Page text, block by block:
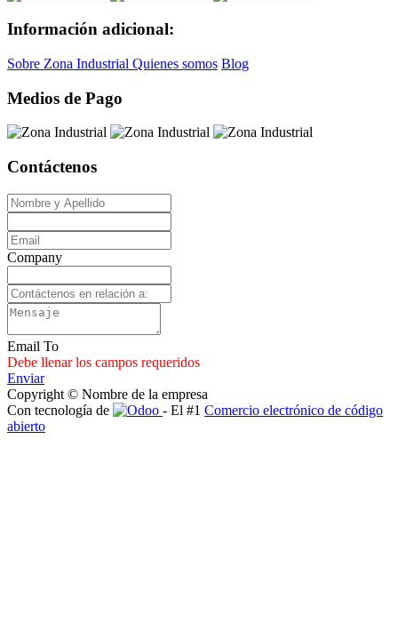
Información adicional:
Sobre Zona Industrial Quienes somos Blog
Medios de Pago
Contáctenos
Company
Email To
Debe llenar los campos requeridos
Enviar
Copyright © Nombre de la empresa
Con tecnología de
- El #1 Comercio electrónico de código
abierto